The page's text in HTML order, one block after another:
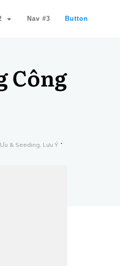
Nav #3 Button
Công
& Seeding, Lưu Ý